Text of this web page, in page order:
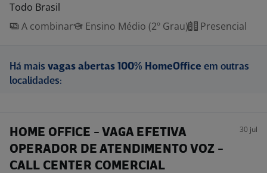
Todo Brasil
A combinar
Ensino Médio (2º Grau) Presencial
Há mais vagas abertas 100% HomeOffice em outras
localidades:
HOME OFFICE - VAGA EFETIVA
OPERADOR DE ATENDIMENTO VOZ -
CALL CENTER COMERCIAL
30 jul